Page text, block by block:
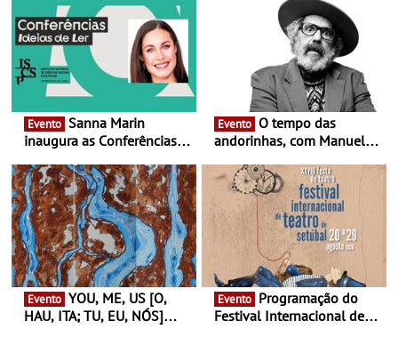
Evento
inaugura as Conferências
Antiga primeira-ministra da
Finlândia é a convidada da
primeira edição do novo
ciclo de debates dedicado
aos grandes temas do
nosso tempo
Evento
andorinhas, com Manuel
Atum - Concerto
performance na MAAT
Gallery a 3 de Setembro,
19:30
Evento
HAU, ITA; TU, EU, NÓS]
Evento
Festival Internacional de